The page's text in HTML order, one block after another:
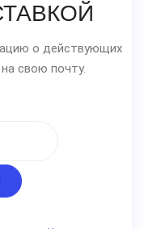
о действующих
свою почту.